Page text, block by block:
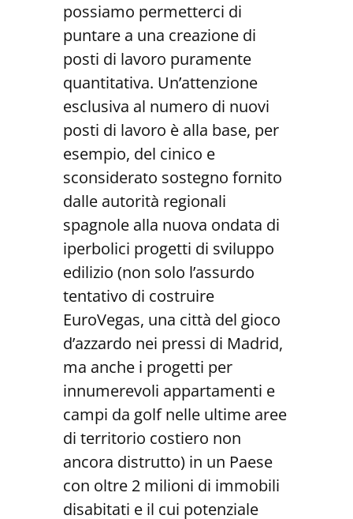
possiamo permetterci di
puntare a una creazione di
posti di lavoro puramente
quantitativa. Un’attenzione
esclusiva al numero di nuovi
posti di lavoro è alla base, per
esempio, del cinico e
sconsiderato sostegno fornito
dalle autorità regionali
spagnole alla nuova ondata di
iperbolici progetti di sviluppo
edilizio (non solo l’assurdo
tentativo di costruire
EuroVegas, una città del gioco
d’azzardo nei pressi di Madrid,
ma anche i progetti per
innumerevoli appartamenti e
campi da golf nelle ultime aree
di territorio costiero non
ancora distrutto) in un Paese
con oltre 2 milioni di immobili
disabitati e il cui potenziale